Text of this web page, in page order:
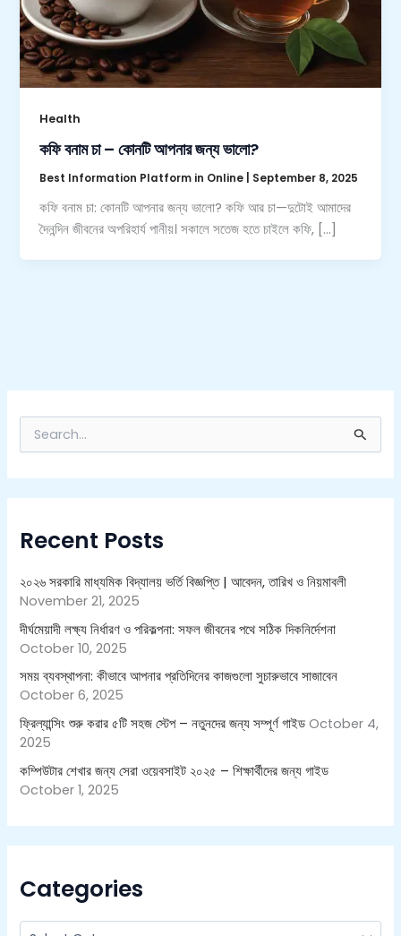
Health
কফি বনাম চা – কোনটি আপনার জন্য ভালো?
Best Information Platform in Online September 8, 2025
কফি বনাম চা: কোনটি আপনার জন্য ভালো? কফি আর চা—দুটোই আমাদের
দৈনন্দিন জীবনের অপরিহার্য পানীয়। সকালে সতেজ হতে চাইলে কফি, […]
e
f
r
:
Recent Posts
২০২৬ সরকারি মাধ্যমিক বিদ্যালয় ভর্তি বিজ্ঞপ্তি | আবেদন, তারিখ ও নিয়মাবলী
November 21, 2025
দীর্ঘমেয়াদী লক্ষ্য নির্ধারণ ও পরিকল্পনা: সফল জীবনের পথে সঠিক দিকনির্দেশনা
October 10, 2025
সময় ব্যবস্থাপনা: কীভাবে আপনার প্রতিদিনের কাজগুলো সুচারুভাবে সাজাবেন
October 6, 2025
ফ্রিল্যান্সিং শুরু করার ৫টি সহজ স্টেপ – নতুনদের জন্য সম্পূর্ণ গাইড October 4,
2025
কম্পিউটার শেখার জন্য সেরা ওয়েবসাইট ২০২৫ – শিক্ষার্থীদের জন্য গাইড
October 1, 2025
Categories